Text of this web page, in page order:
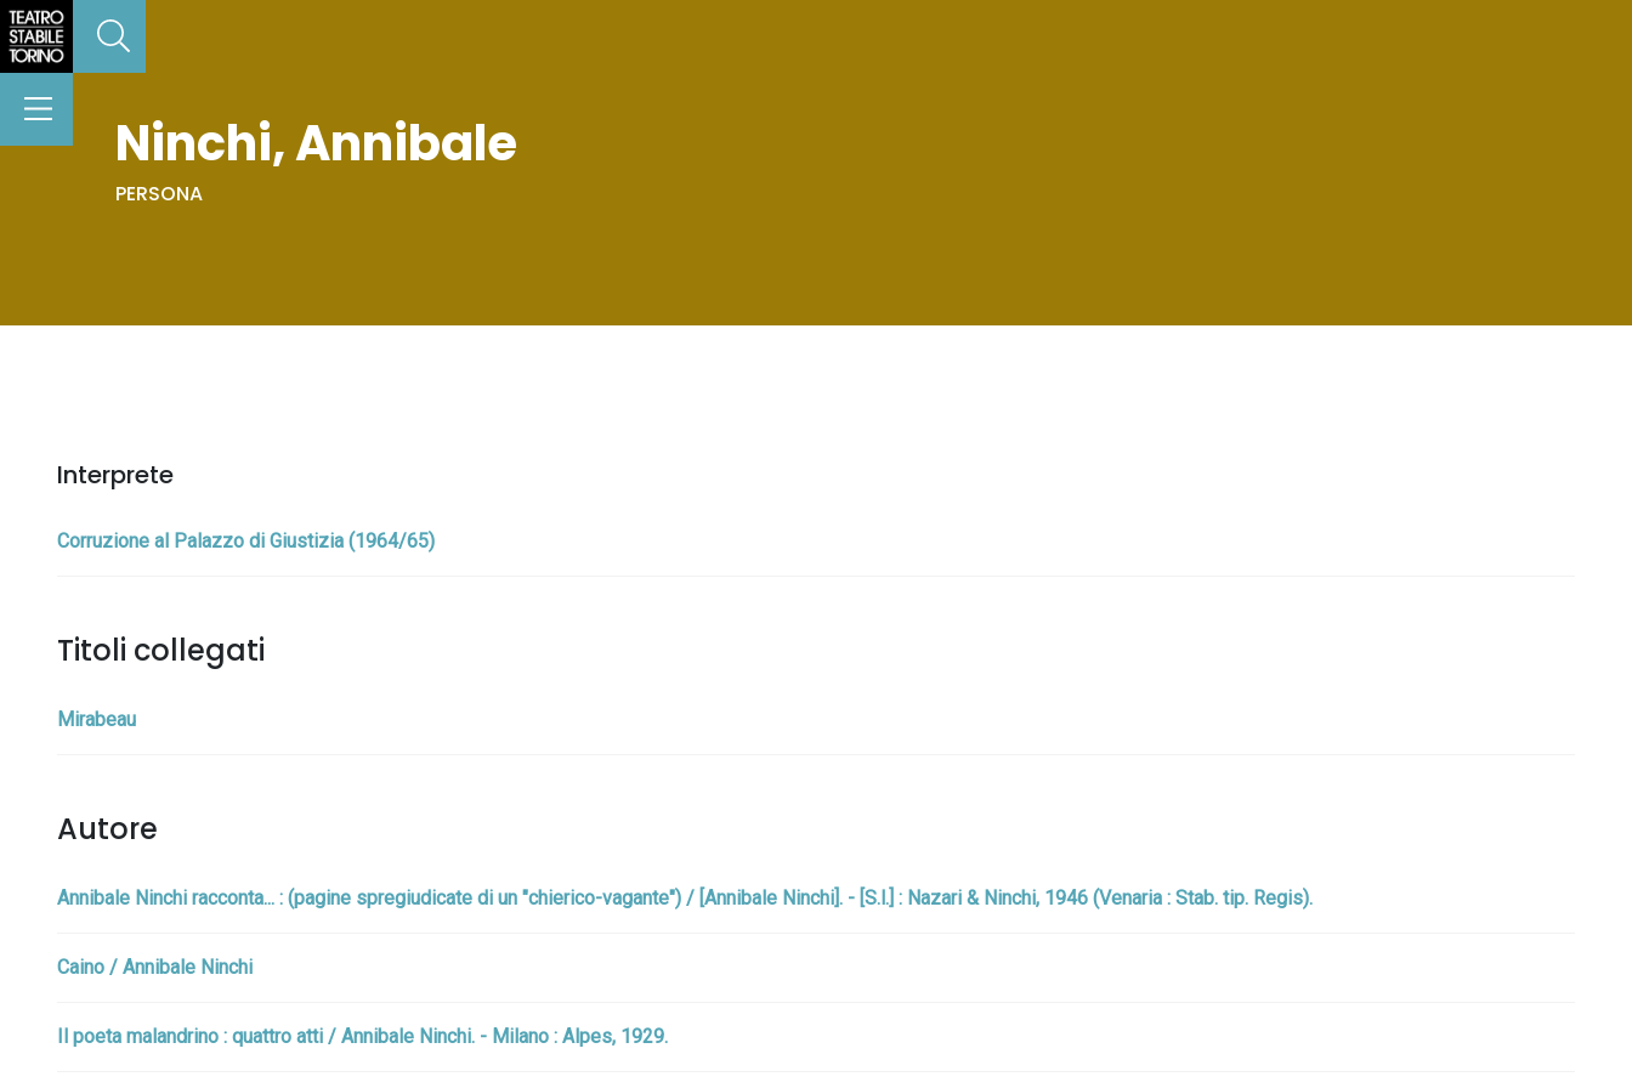
Ninchi, Annibale
PERSONA
Interprete
Corruzione al Palazzo di Giustizia (1964/65)
Titoli collegati
Mirabeau
Autore
Annibale Ninchi racconta... : (pagine spregiudicate di un "chierico-vagante") / [Annibale Ninchi]. - [S.l.] : Nazari & Ninchi, 1946 (Venaria : Stab. tip. Regis).
Caino / Annibale Ninchi
Il poeta malandrino : quattro atti / Annibale Ninchi. - Milano : Alpes, 1929.